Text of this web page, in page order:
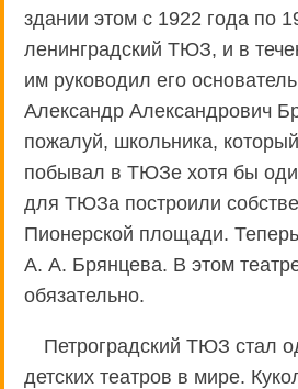
здании этом с 1922 года по
ленинградский ТЮЗ, и в
им руководил его
Александр Александрович
пожалуй, школьника,
побывал в ТЮЗе хотя бы
для ТЮЗа построили
Пионерской площади.
А. А. Брянцева. В этом
обязательно.
Петроградский ТЮЗ стал
детских театров в мире.